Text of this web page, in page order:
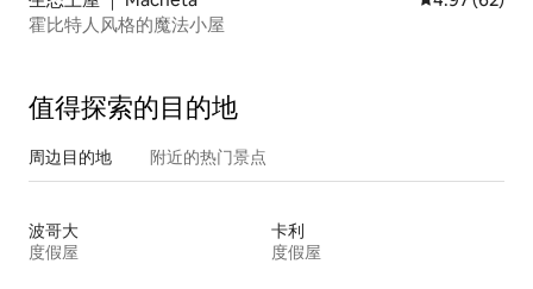
霍比特人风格的魔法小屋
值得探索的目的地
周边目的地 附近的热门景点
波哥大
度假屋
卡利
度假屋